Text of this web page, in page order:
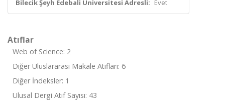
Bilecik Şeyh Edebali Üniversitesi Adresli: Evet
Atıflar
Web of Science: 2
Diğer Uluslararası Makale Atıfları: 6
Diğer İndeksler: 1
Ulusal Dergi Atıf Sayısı: 43